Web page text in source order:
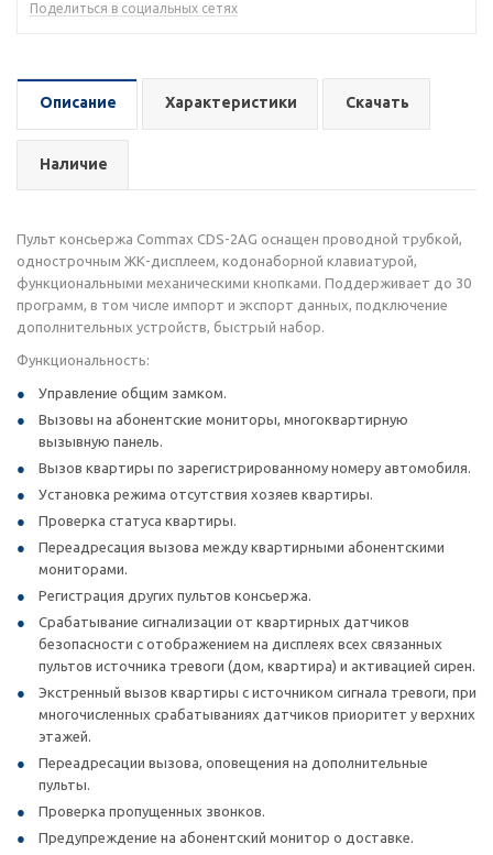
Поделиться в социальных сетях
Описание Характеристики Скачать
Наличие
Пульт консьержа Commax CDS-2AG оснащен проводной трубкой,
однострочным ЖК-дисплеем, кодонаборной клавиатурой,
функциональными механическими кнопками. Поддерживает до 30
программ, в том числе импорт и экспорт данных, подключение
дополнительных устройств, быстрый набор.
Функциональность:
Управление общим замком.
Вызовы на абонентские мониторы, многоквартирную
вызывную панель.
Вызов квартиры по зарегистрированному номеру автомобиля.
Установка режима отсутствия хозяев квартиры.
Проверка статуса квартиры.
Переадресация вызова между квартирными абонентскими
мониторами.
Регистрация других пультов консьержа.
Срабатывание сигнализации от квартирных датчиков
безопасности с отображением на дисплеях всех связанных
пультов источника тревоги (дом, квартира) и активацией сирен.
Экстренный вызов квартиры с источником сигнала тревоги, при
многочисленных срабатываниях датчиков приоритет у верхних
этажей.
Переадресации вызова, оповещения на дополнительные
пульты.
Проверка пропущенных звонков.
Предупреждение на абонентский монитор о доставке.